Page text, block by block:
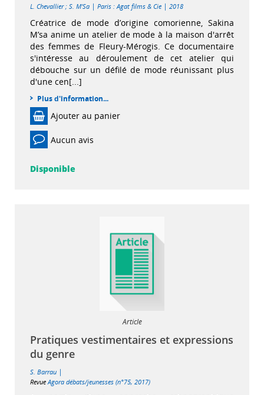
L. Chevallier; S. M'Sa | Paris : Agat films & Cie | 2018
Créatrice de mode d’origine comorienne, Sakina
M’sa anime un atelier de mode à la maison d'arrêt
des femmes de Fleury-Mérogis. Ce documentaire
s'intéresse au déroulement de cet atelier qui
débouche sur un défilé de mode réunissant plus
d'une cen[...]
Plus d'information...
Ajouter au panier
Aucun avis
Disponible
Article
Pratiques vestimentaires et expressions
du genre
S. Barrau |
RevueAgora débats/jeunesses (n°75, 2017)